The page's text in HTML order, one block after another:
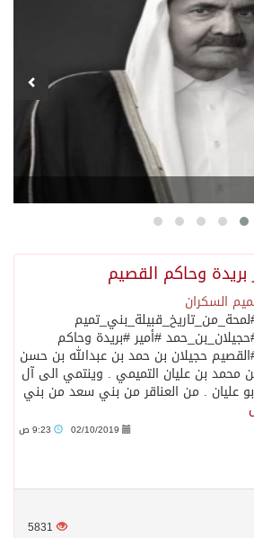
وحاكم القصيم
السكران
#أمير #بريدة وحاكم
حجيلان بن حمد بن عبدالله بن حسن
محمد بن عليان التميمي . وينتمي الى آل
عليان . من العناقر من بني سعد من بني
02/10/2019
5831